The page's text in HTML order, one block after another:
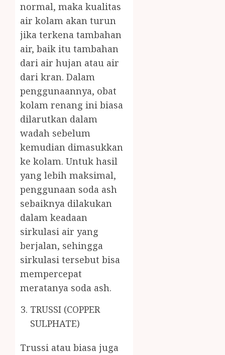
normal, maka kualitas
air kolam akan turun
jika terkena tambahan
air, baik itu tambahan
dari air hujan atau air
dari kran. Dalam
penggunaannya, obat
kolam renang ini biasa
dilarutkan dalam
wadah sebelum
kemudian dimasukkan
ke kolam. Untuk hasil
yang lebih maksimal,
penggunaan soda ash
sebaiknya dilakukan
dalam keadaan
sirkulasi air yang
berjalan, sehingga
sirkulasi tersebut bisa
mempercepat
meratanya soda ash.
TRUSSI (COPPER
SULPHATE)
Trussi atau biasa juga